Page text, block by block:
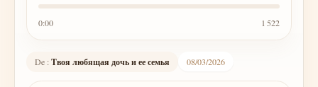
0:00 1 522
De :Tвоя любящая дочь и ее семья 08/03/2026